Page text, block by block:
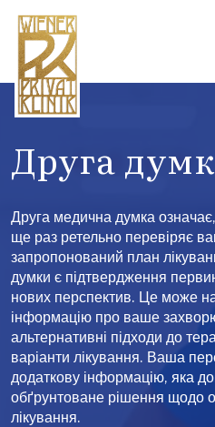
Друга
Друга медична думка
ще раз ретельно перевіряє
запропонований план
думки є підтвердження
нових перспектив. Це може
інформацію про ваше
альтернативні підходи до
варіанти лікування. Ваша
додаткову інформацію, яка
обґрунтоване рішення щодо
лікування.